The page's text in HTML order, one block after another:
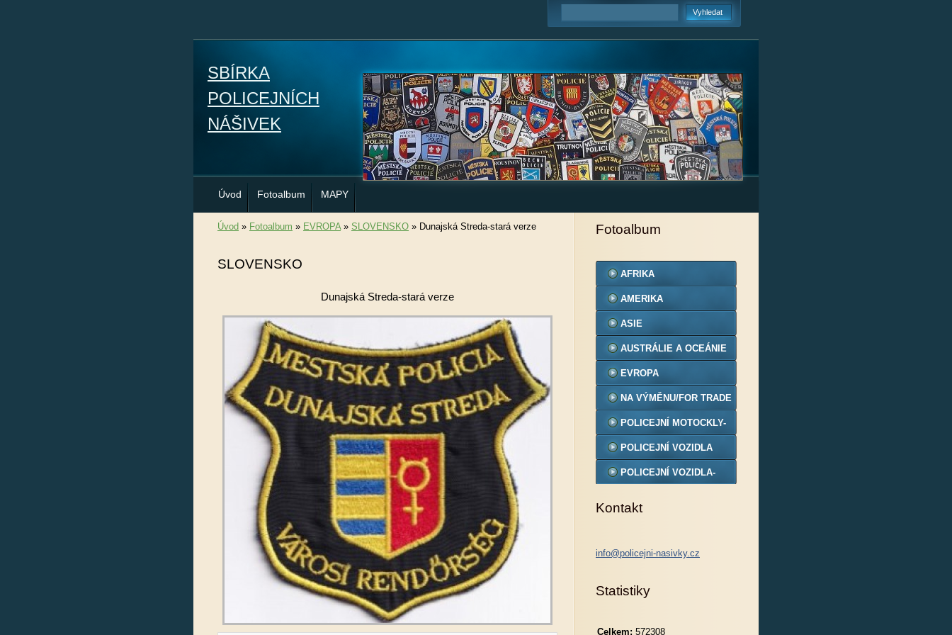
SBÍRKA
POLICEJNÍCH
NÁŠIVEK
Úvod Fotoalbum MAPY
Úvod » Fotoalbum » EVROPA» SLOVENSKO » Dunajská Streda-stará verze
SLOVENSKO
Dunajská Streda-stará verze
Fotoalbum
AFRIKA
AMERIKA
ASIE
AUSTRÁLIE A OCEÁNIE
EVROPA
NA VÝMĚNU/FOR TRADE
POLICEJNÍ MOTOCKLY-
MODELY
POLICEJNÍ VOZIDLA
POLICEJNÍ VOZIDLA-
Kontakt
info@policejni-nasivky.cz
Statistiky
Celkem: 572308